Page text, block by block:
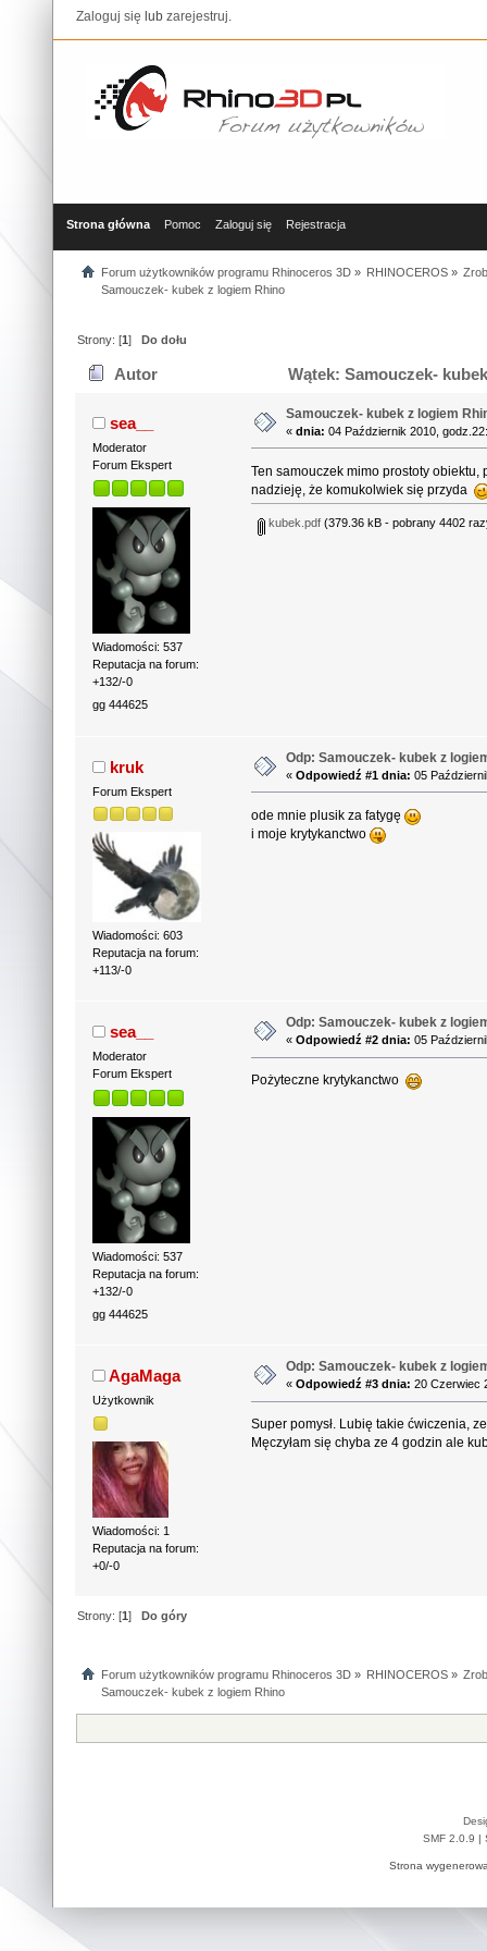
Zaloguj się lub zarejestruj.
Strona główna Pomoc Zaloguj się Rejestracja
Forum użytkowników programu Rhinoceros 3D» RHINOCEROS»
Samouczek- kubek z logiem Rhino
Strony: [1]Do dołu
Autor Wątek: Samouczek-
sea__
Moderator
Forum Ekspert
Wiadomości: 537
Reputacja na forum:
+132/-0
gg 444625
Samouczek- kubek z logiem
«dnia: 04 Październik 2010,
Ten samouczek mimo prostoty
nadzieję, że komukolwiek się przyda
kubek.pdf(379.36 kB - pobrany 4402
kruk
Forum Ekspert
Wiadomości: 603
Reputacja na forum:
+113/-0
Odp: Samouczek- kubek z
«Odpowiedź #1 dnia: 05
ode mnie plusik za fatygę
i moje krytykanctwo
sea__
Moderator
Forum Ekspert
Wiadomości: 537
Reputacja na forum:
+132/-0
gg 444625
Odp: Samouczek- kubek z
«Odpowiedź #2 dnia: 05
Pożyteczne krytykanctwo
AgaMaga
Użytkownik
Wiadomości: 1
Reputacja na forum:
+0/-0
Odp: Samouczek- kubek z
«Odpowiedź #3 dnia: 20 Czerwiec
Super pomysł. Lubię takie ćwiczenia,
Męczyłam się chyba ze 4 godzin ale
Strony: [1]Do góry
Forum użytkowników programu Rhinoceros 3D» RHINOCEROS»
Samouczek- kubek z logiem Rhino
SMF 2.0.9 |
Strona